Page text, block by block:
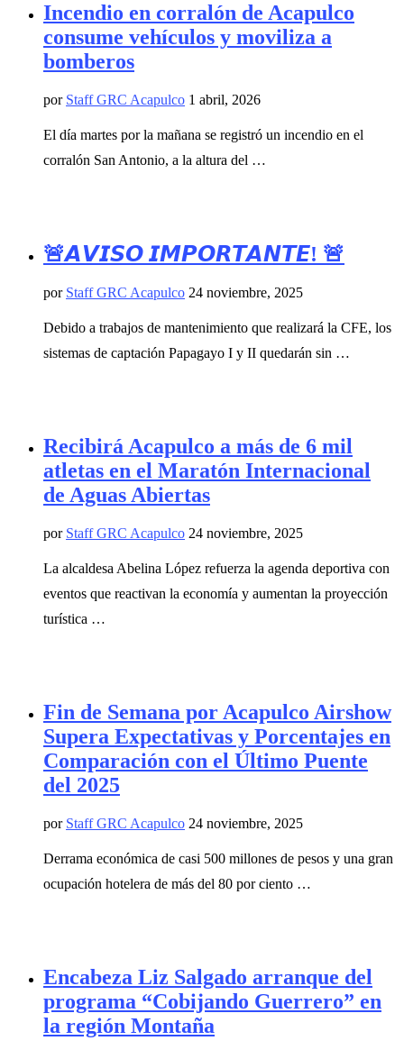
Incendio en corralón de Acapulco
consume vehículos y moviliza a
bomberos
por Staff GRC Acapulco 1 abril, 2026
El día martes por la mañana se registró un incendio en el
corralón San Antonio, a la altura del …
🚨𝘼𝙑𝙄𝙎𝙊 𝙄𝙈𝙋𝙊𝙍𝙏𝘼𝙉𝙏𝙀! 🚨
por Staff GRC Acapulco 24 noviembre, 2025
Debido a trabajos de mantenimiento que realizará la CFE, los
sistemas de captación Papagayo I y II quedarán sin …
Recibirá Acapulco a más de 6 mil
atletas en el Maratón Internacional
de Aguas Abiertas
por Staff GRC Acapulco 24 noviembre, 2025
La alcaldesa Abelina López refuerza la agenda deportiva con
eventos que reactivan la economía y aumentan la proyección
turística …
Fin de Semana por Acapulco Airshow
Supera Expectativas y Porcentajes en
Comparación con el Último Puente
del 2025
por Staff GRC Acapulco 24 noviembre, 2025
Derrama económica de casi 500 millones de pesos y una gran
ocupación hotelera de más del 80 por ciento …
Encabeza Liz Salgado arranque del
programa “Cobijando Guerrero” en
la región Montaña